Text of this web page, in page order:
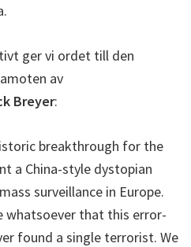
ger vi ordet till den
av
Breyer:
breakthrough for the
a China-style dystopian
surveillance in Europe.
whatsoever that this error-
found a single terrorist. We